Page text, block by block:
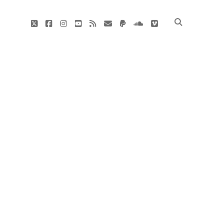
twitterfacebookinstagram
youtube
rss E-
paypalsoundcloud
vimeo